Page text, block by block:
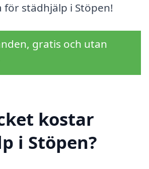
städhjälp i Stöpen!
gratis och utan
kostar
i Stöpen?